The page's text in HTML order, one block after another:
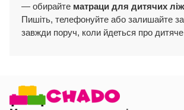
— обирайте матраци для дитячих
Пишіть, телефонуйте або залишайте
завжди поруч, коли йдеться про дитяче